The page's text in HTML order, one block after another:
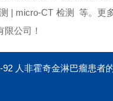
| micro-CT 检测 等。更
限公司！
92 人非霍奇金淋巴瘤患者的自